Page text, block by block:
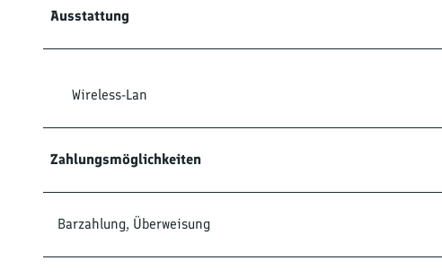
Ausstattung
Wireless-Lan
Zahlungsmöglichkeiten
Barzahlung, Überweisung